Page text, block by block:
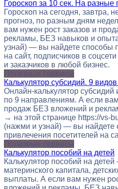
Гороскоп за 10 сек. На
Гороскоп на сегодня, завтра,
прогноз, по разным дням
вам нужен рост заказов и
рекламы, БЕЗ навыков и
узнай) — вы найдете способы
на сайт, подписчиков в
и заказчиков в любой бизнес.
Полезные сервисы
Калькулятор субсидий. 9
Онлайн-калькулятор субсидий
по 9 направлениям. А если
продаж БЕЗ вложений и
→ на этой странице https://vs-
(нажми и узнай) — вы
привлечения посетителей на
Полезные сервисы
Калькулятор пособий на детей
Калькулятор пособий на
материнского капитала,
выплаты. А если вам нужен